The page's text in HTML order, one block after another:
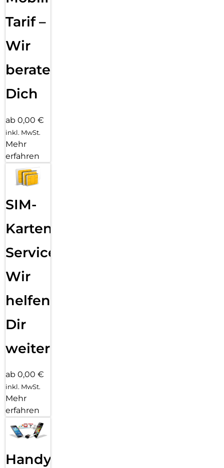
bleibt, z. B. eine furchtlos modische Hülle von CARE by
PanzerGlass. Und wenn du denkst: “Was ist, wenn meine
Kameralinsen zerkratzt werden?” Nun, Hilfe ist nur ein paar
Hülle mit PanzerGlass PicturePerfect oder Hoops.
ausgewählter Produkte aus dem Kernsortiment von
Tarif –
Wir
beraten
Dich
ab 0,00 €
inkl. MwSt.
Mehr
erfahren
SIM-
Karten
Service:
Wir
helfen
Dir
weiter
ab 0,00 €
inkl. MwSt.
Mehr
erfahren
Handy